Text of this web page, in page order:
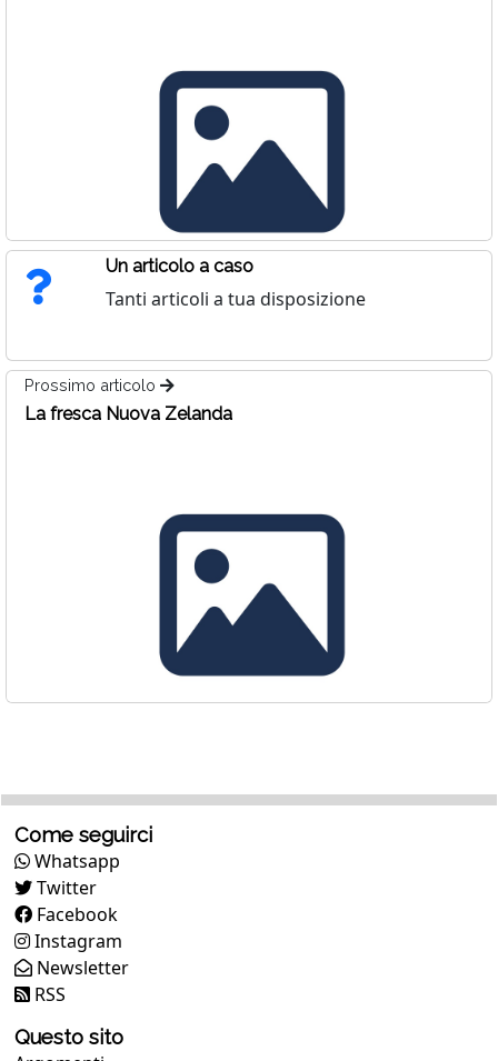
Un articolo a caso
Tanti articoli a tua disposizione
Prossimo articolo
La fresca Nuova Zelanda
Come seguirci
Whatsapp
Twitter
Facebook
Instagram
Newsletter
RSS
Questo sito